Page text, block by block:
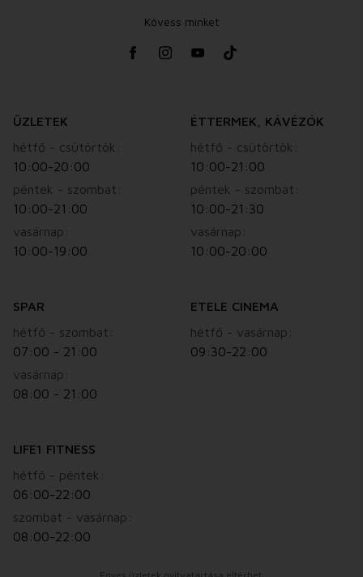
Kövess minket
ÜZLETEK
hétfő - csütörtök:
10:00-20:00
péntek - szombat:
10:00-21:00
vasárnap:
10:00-19:00
ÉTTERMEK, KÁVÉZÓK
hétfő - csütörtök:
10:00-21:00
péntek - szombat:
10:00-21:30
vasárnap:
10:00-20:00
SPAR
hétfő - szombat:
07:00 - 21:00
vasárnap:
08:00 - 21:00
ETELE CINEMA
hétfő - vasárnap:
09:30-22:00
LIFE1 FITNESS
hétfő - péntek:
06:00-22:00
szombat - vasárnap:
08:00-22:00